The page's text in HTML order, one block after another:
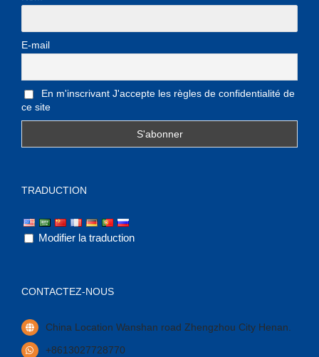
E-mail
En m'inscrivant J'accepte les règles de confidentialité de
ce site
TRADUCTION
Modifier la traduction
CONTACTEZ-NOUS
China Location Wanshan road Zhengzhou City Henan
+8613027728770